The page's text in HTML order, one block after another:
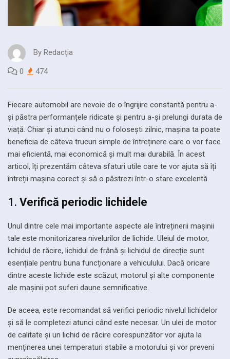
By Redacția
0 474
Fiecare automobil are nevoie de o îngrijire constantă pentru a-
și păstra performanțele ridicate și pentru a-și prelungi durata de
viață. Chiar și atunci când nu o folosești zilnic, mașina ta poate
beneficia de câteva trucuri simple de întreținere care o vor face
mai eficientă, mai economică și mult mai durabilă. În acest
articol, îți prezentăm câteva sfaturi utile care te vor ajuta să îți
întreții mașina corect și să o păstrezi într-o stare excelentă.
1. Verifică periodic lichidele
Unul dintre cele mai importante aspecte ale întreținerii mașinii
tale este monitorizarea nivelurilor de lichide. Uleiul de motor,
lichidul de răcire, lichidul de frână și lichidul de direcție sunt
esențiale pentru buna funcționare a vehiculului. Dacă oricare
dintre aceste lichide este scăzut, motorul și alte componente
ale mașinii pot suferi daune semnificative.
De aceea, este recomandat să verifici periodic nivelul lichidelor
și să le completezi atunci când este necesar. Un ulei de motor
de calitate și un lichid de răcire corespunzător vor ajuta la
menținerea unei temperaturi stabile a motorului și vor preveni